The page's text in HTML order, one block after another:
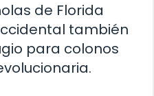
de Florida
también
para colonos